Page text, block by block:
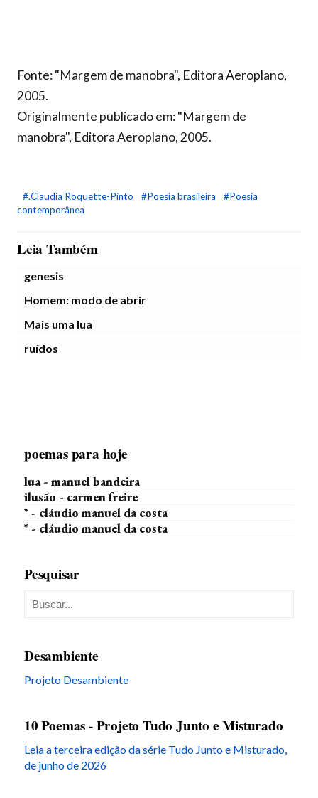
Fonte: "Margem de manobra", Editora Aeroplano,
2005.
Originalmente publicado em: "Margem de
manobra", Editora Aeroplano, 2005.
#.Claudia Roquette-Pinto #Poesia brasileira
#Poesia
contemporânea
Leia Também
genesis
Homem: modo de abrir
Mais uma lua
ruídos
poemas para hoje
lua - manuel bandeira
ilusão - carmen freire
* - cláudio manuel da costa
* - cláudio manuel da costa
Pesquisar
Desambiente
Projeto Desambiente
10 Poemas - Projeto Tudo Junto e Misturado
Leia a terceira edição da série Tudo Junto e Misturado,
de junho de 2026